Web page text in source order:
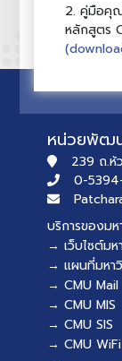
2. คู่มือคุณ
หลักสูตร
239 ถ.ห้
0-
บริการของม
→ เว็บไซต์มห
→ แผนที่มหา
→ CMU Mail
→ CMU MIS
→ CMU SIS
→ CMU WiFi